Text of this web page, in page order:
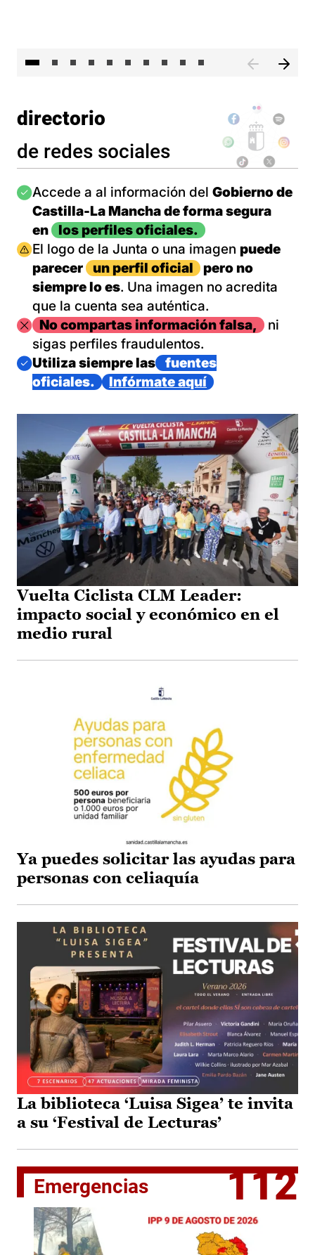
directorio
de redes sociales
Imagen
Accede a al información del Gobierno de
Castilla-La Mancha de forma segura
en
los perfiles oficiales.
Imagen
El logo de la Junta o una imagen puede
parecer
un perfil oficial
pero no
siempre lo es. Una imagen no acredita
que la cuenta sea auténtica.
ImagenNo compartas información falsa,
ni
sigas perfiles fraudulentos.
Imagen
Utiliza siempre las
fuentes
oficiales.
Infórmate aquí
Vuelta Ciclista CLM Leader:
impacto social y económico en el
medio rural
Ya puedes solicitar las ayudas para
personas con celiaquía
La biblioteca ‘Luisa Sigea’ te invita
a su ‘Festival de Lecturas’
Emergencias 112